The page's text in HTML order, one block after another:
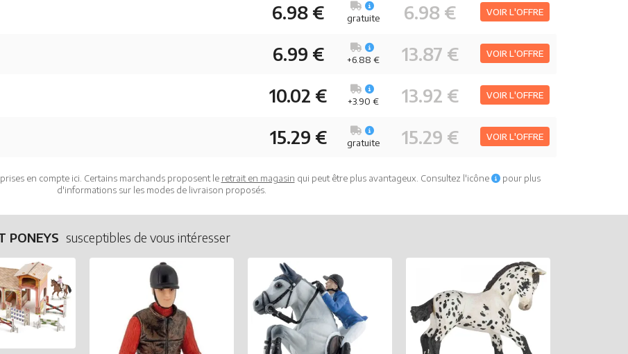
6.98 € 6.98 € VOIR L'OFFRE
gratuite
6.99 € 13.87 € VOIR L'OFFRE
+6.88 €
10.02 € 13.92 € VOIR L'OFFRE
+3.90 €
15.29 € 15.29 € VOIR L'OFFRE
gratuite
en compte ici. Certains marchands proposent le retrait en magasin qui peut être plus avantageux. Consultez l'icône
pour plus
d'informations sur les modes de livraison proposés.
PONEYS susceptibles de vous intéresser